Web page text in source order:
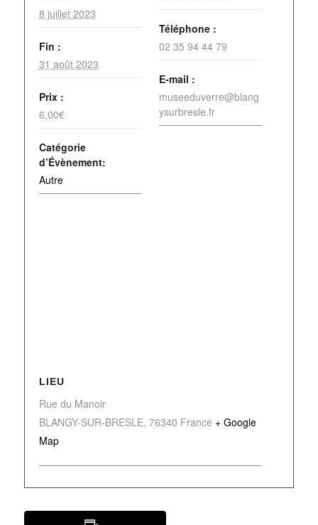
8 juillet 2023
Fin :
31 août 2023
Prix :
6,00€
Catégorie
d’Évènement:
Autre
Téléphone :
02 35 94 44 79
E-mail :
museeduverre@blang
ysurbresle.fr
LIEU
Rue du Manoir
BLANGY-SUR-BRESLE, 76340 France + Google
Map